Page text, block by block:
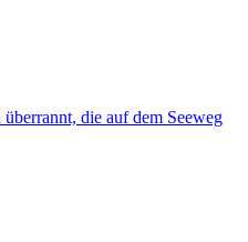
die auf dem Seeweg